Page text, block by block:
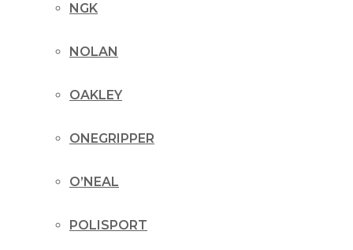
NGK
NOLAN
OAKLEY
ONEGRIPPER
O’NEAL
POLISPORT